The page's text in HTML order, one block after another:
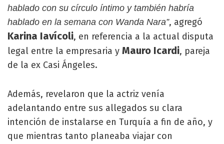
hablado con su círculo íntimo y también habría
hablado en la semana con Wanda Nara”, agregó
Karina Iavícoli, en referencia a la actual disputa
legal entre la empresaria y Mauro Icardi, pareja
de la ex Casi Ángeles.
Además, revelaron que la actriz venía
adelantando entre sus allegados su clara
intención de instalarse en Turquía a fin de año, y
que mientras tanto planeaba viajar con